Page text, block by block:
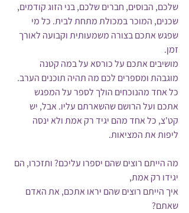
שלכם, הבוסים, חברים שלכם, בני הזוג קודמים,
שכנים, המוכר במכולת מתחת לבית. כל מי
שפגש אתכם בצורה משמעותית וקבועה לאורך
זמן.
מושיבים אתכם על כורסא על במה קטנה
מוגבהת ומספרים לכם מה תהיה תוכנים הערב.
כל אחד מהנוכחים הולך לספר על המפגש
אתכם ועל הרושם שהשארתם עליו. אבל, יש
קט'צ, כל אחד מהם יגיד רק אמת ולא ינסה
ליפות את המציאות.
מה הייתם רוצים שהם יספרו עליכם? ותזכרו, הם
יגידו רק אמת,
איך הייתם רוצים שהם יראו אתכם, את האדם
שאתם?